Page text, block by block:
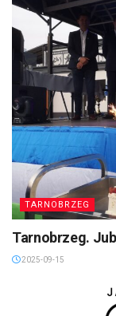
TARNOBRZEG
Tarnobrzeg.
2025-09-15